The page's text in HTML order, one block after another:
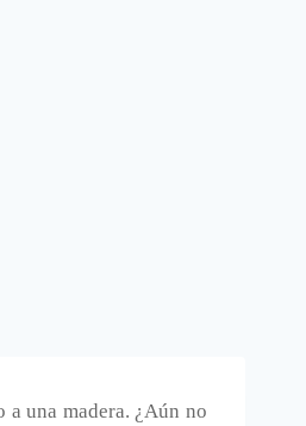
una madera. ¿Aún no